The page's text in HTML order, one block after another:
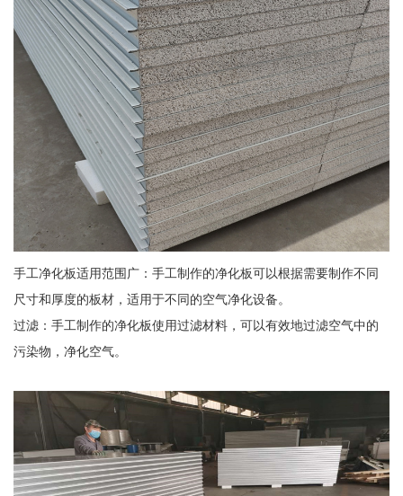
手工净化板适用范围广：手工制作的净化板可以根据需要制作不同
尺寸和厚度的板材，适用于不同的空气净化设备。
过滤：手工制作的净化板使用过滤材料，可以有效地过滤空气中的
污染物，净化空气。